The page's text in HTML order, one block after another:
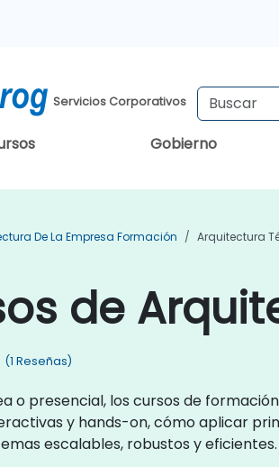
Servicios Corporativos
Gobierno
De La Empresa Formación Arquitectura
de
(1 Reseñas)
o presencial, los cursos de
y hands-on, cómo aplicar
escalables, robustos y eficientes.